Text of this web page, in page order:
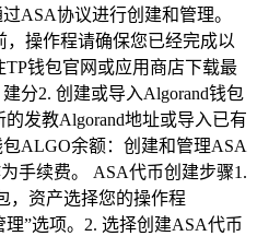
ASA协议进行创建和管理。
操作程请确保您已经完成以
TP钱包官网或应用商店下载最
分2. 创建或导入Algorand钱包
发教Algorand地址或导入已有
ALGO余额：创建和管理ASA
手续费。 ASA代币创建步骤1.
，资产选择您的操作程
”选项。2. 选择创建ASA代币